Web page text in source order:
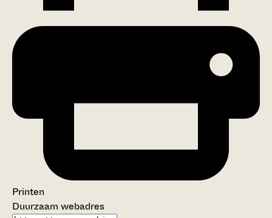
Printen
Duurzaam webadres